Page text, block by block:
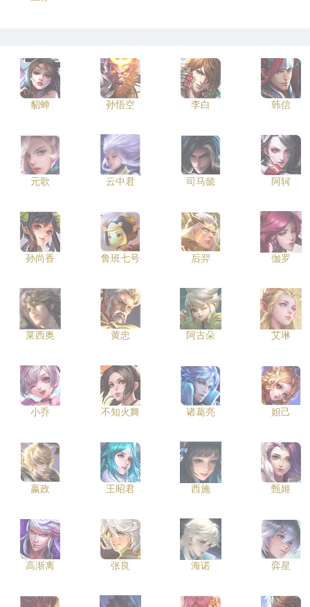
貂蝉 孙悟空 李白 韩信
元歌 云中君 司马懿 阿轲
孙尚香 鲁班七号 后羿 伽罗
莱西奥 黄忠 阿古朵 艾琳
小乔 不知火舞 诸葛亮 妲己
嬴政 王昭君 西施 甄姬
高渐离 张良 海诺 弈星